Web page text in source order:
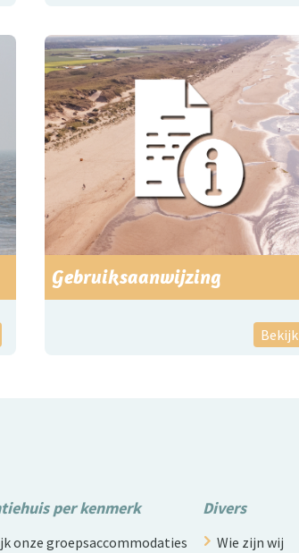
Gebruiksaanwijzing
Bekijk
per kenmerk
onze groepsaccommodaties
Divers
Wie zijn wij